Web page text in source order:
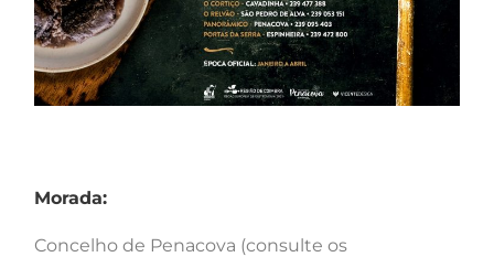
Morada:
Concelho de Penacova (consulte os